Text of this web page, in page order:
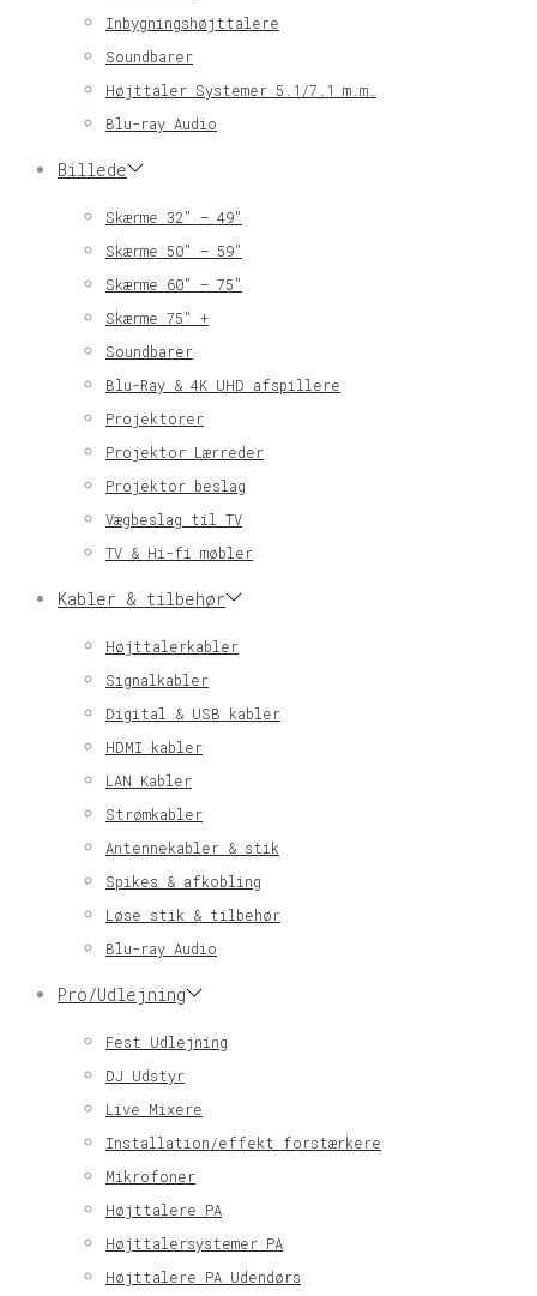
Inbygningshøjttalere
Soundbarer
Højttaler Systemer 5.1/7.1 m.m.
Blu-ray Audio
Billede
Skærme 32″ – 49″
Skærme 50″ – 59″
Skærme 60″ – 75″
Skærme 75″ +
Soundbarer
Blu-Ray & 4K UHD afspillere
Projektorer
Projektor Lærreder
Projektor beslag
Vægbeslag til TV
TV & Hi-fi møbler
Kabler & tilbehør
Højttalerkabler
Signalkabler
Digital & USB kabler
HDMI kabler
LAN Kabler
Strømkabler
Antennekabler & stik
Spikes & afkobling
Løse stik & tilbehør
Blu-ray Audio
Pro/Udlejning
Fest Udlejning
DJ Udstyr
Live Mixere
Installation/effekt forstærkere
Mikrofoner
Højttalere PA
Højttalersystemer PA
Højttalere PA Udendørs